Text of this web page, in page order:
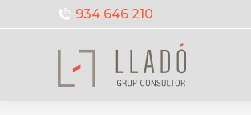
934 646 210